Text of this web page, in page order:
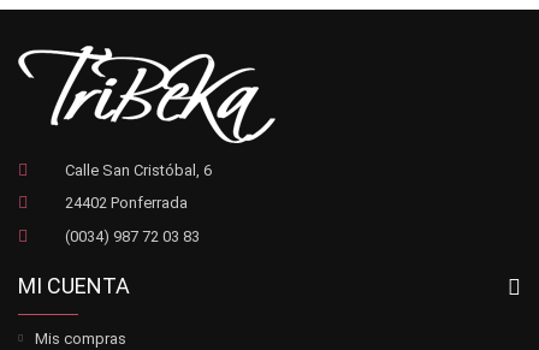
Calle San Cristóbal, 6
24402 Ponferrada
(0034) 987 72 03 83
MI CUENTA
Mis compras